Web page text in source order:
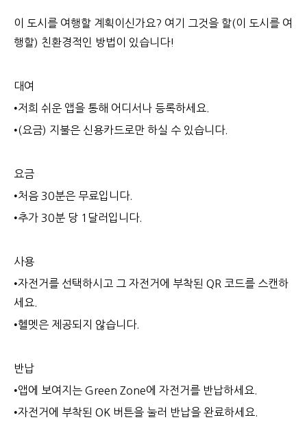
이 도시를 여행할 계획이신가요? 여기 그것을 할(이 도시를 여
행할) 친환경적인 방법이 있습니다!
대여
•저희 쉬운 앱을 통해 어디서나 등록하세요.
•(요금) 지불은 신용카드로만 하실 수 있습니다.
요금
•처음 30분은 무료입니다.
•추가 30분 당 1달러입니다.
사용
•자전거를 선택하시고 그 자전거에 부착된 QR 코드를 스캔하
세요.
•헬멧은 제공되지 않습니다.
반납
•앱에 보여지는 Green Zone에 자전거를 반납하세요.
•자전거에 부착된 OK 버튼을 눌러 반납을 완료하세요.